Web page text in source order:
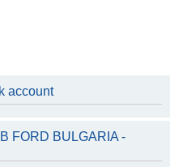
account
BULGARIA -